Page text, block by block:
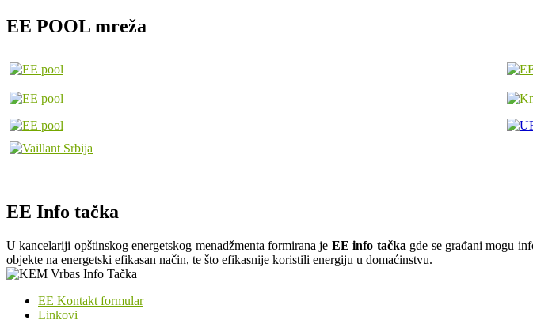
EE POOL mreža
EE Info tačka
U kancelariji opštinskog energetskog menadžmenta formirana je EE info tačka gde se građani mogu
objekte na energetski efikasan način, te što efikasnije koristili energiju u domaćinstvu.
EE Kontakt formular
Linkovi